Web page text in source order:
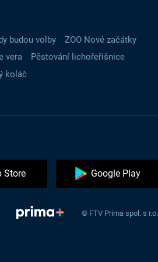
budou volby
ZOO Nové začátky
vera
Pěstování lichořeřišnice
koláč
Store Google Play
© FTV Prima spol. s r.o.